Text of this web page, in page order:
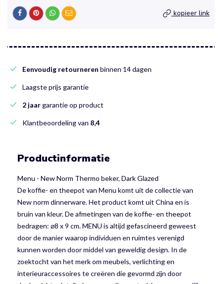
kopieer link
Eenvoudig retourneren binnen 14 dagen
Laagste prijs garantie
2 jaargarantie op product
Klantbeoordeling van 8,4
Productinformatie
Menu - New Norm Thermo beker, Dark Glazed
De koffie- en theepot van Menu komt uit de collectie van
New norm dinnerware. Het product komt uit China en is
bruin van kleur. De afmetingen van de koffie- en theepot
bedragen: ⌀8 x 9 cm. MENU is altijd gefascineerd geweest
door de manier waarop individuen en ruimtes verenigd
kunnen worden door middel van geweldig design. In de
zoektocht van het merk om meubels, verlichting en
interieuraccessoires te creëren die gevormd zijn door